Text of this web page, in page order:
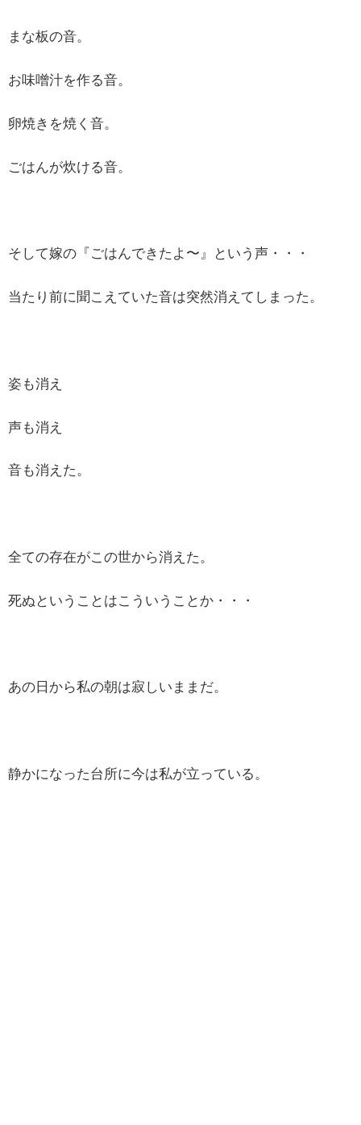
まな板の音。
お味噌汁を作る音。
卵焼きを焼く音。
ごはんが炊ける音。
そして嫁の『ごはんできたよ〜』という声・・・
当たり前に聞こえていた音は突然消えてしまった。
姿も消え
声も消え
音も消えた。
全ての存在がこの世から消えた。
死ぬということはこういうことか・・・
あの日から私の朝は寂しいままだ。
静かになった台所に今は私が立っている。